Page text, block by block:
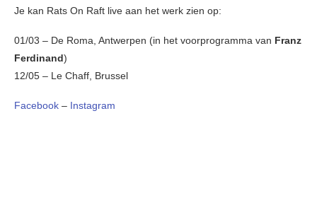
Je kan Rats On Raft live aan het werk zien op:
01/03 – De Roma, Antwerpen (in het voorprogramma van Franz
Ferdinand)
12/05 – Le Chaff, Brussel
Facebook – Instagram